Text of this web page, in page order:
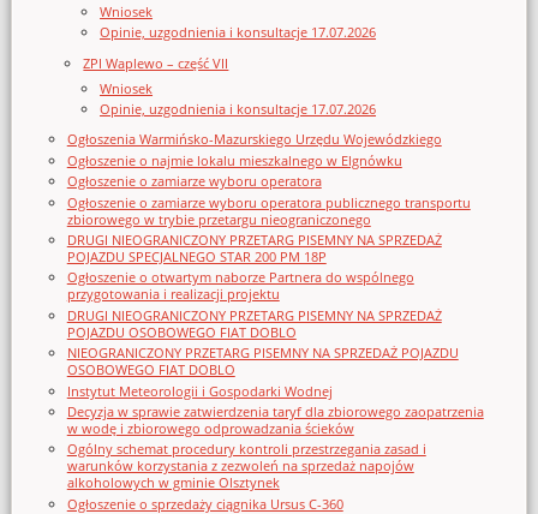
Wniosek
Opinie, uzgodnienia i konsultacje 17.07.2026
ZPI Waplewo – część VII
Wniosek
Opinie, uzgodnienia i konsultacje 17.07.2026
Ogłoszenia Warmińsko-Mazurskiego Urzędu Wojewódzkiego
Ogłoszenie o najmie lokalu mieszkalnego w Elgnówku
Ogłoszenie o zamiarze wyboru operatora
Ogłoszenie o zamiarze wyboru operatora publicznego transportu
zbiorowego w trybie przetargu nieograniczonego
DRUGI NIEOGRANICZONY PRZETARG PISEMNY NA SPRZEDAŻ
POJAZDU SPECJALNEGO STAR 200 PM 18P
Ogłoszenie o otwartym naborze Partnera do wspólnego
przygotowania i realizacji projektu
DRUGI NIEOGRANICZONY PRZETARG PISEMNY NA SPRZEDAŻ
POJAZDU OSOBOWEGO FIAT DOBLO
NIEOGRANICZONY PRZETARG PISEMNY NA SPRZEDAŻ POJAZDU
OSOBOWEGO FIAT DOBLO
Instytut Meteorologii i Gospodarki Wodnej
Decyzja w sprawie zatwierdzenia taryf dla zbiorowego zaopatrzenia
w wodę i zbiorowego odprowadzania ścieków
Ogólny schemat procedury kontroli przestrzegania zasad i
warunków korzystania z zezwoleń na sprzedaż napojów
alkoholowych w gminie Olsztynek
Ogłoszenie o sprzedaży ciągnika Ursus C-360